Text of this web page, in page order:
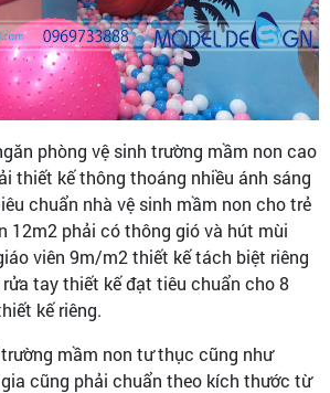
phòng vệ sinh trường mầm non cao
thiết kế thông thoáng nhiều ánh sáng
chuẩn nhà vệ sinh mầm non cho trẻ
12m2 phải có thông gió và hút mùi
viên 9m/m2 thiết kế tách biệt riêng
tay thiết kế đạt tiêu chuẩn cho 8
kế riêng.
mầm non tư thục cũng như
cũng phải chuẩn theo kích thước từ